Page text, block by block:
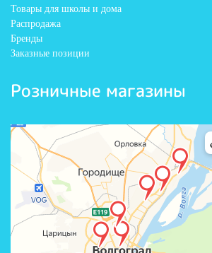
Товары для школы и дома
Распродажа
Бренды
Заказные позиции
Розничные магазины